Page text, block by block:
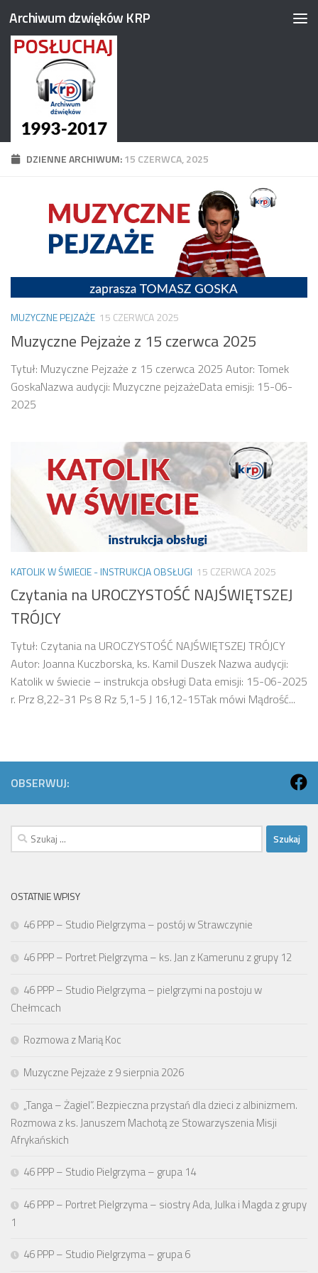
Przejdź do treści
Archiwum dzwięków KRP
DZIENNE ARCHIWUM:15 CZERWCA, 2025
MUZYCZNE PEJZAŻE 15 CZERWCA 2025
Muzyczne Pejzaże z 15 czerwca 2025
Tytuł: Muzyczne Pejzaże z 15 czerwca 2025 Autor: Tomek
GoskaNazwa audycji: Muzyczne pejzażeData emisji: 15-06-
2025
KATOLIK W ŚWIECIE - INSTRUKCJA OBSŁUGI 15 CZERWCA 2025
Czytania na UROCZYSTOŚĆ NAJŚWIĘTSZEJ
TRÓJCY
Tytuł: Czytania na UROCZYSTOŚĆ NAJŚWIĘTSZEJ TRÓJCY
Autor: Joanna Kuczborska, ks. Kamil Duszek Nazwa audycji:
Katolik w świecie – instrukcja obsługi Data emisji: 15-06-2025
r. Prz 8,22-31 Ps 8 Rz 5,1-5 J 16,12-15Tak mówi Mądrość...
OBSERWUJ:
Szukaj:
OSTATNIE WPISY
46 PPP – Studio Pielgrzyma – postój w Strawczynie
46 PPP – Portret Pielgrzyma – ks. Jan z Kamerunu z grupy 12
46 PPP – Studio Pielgrzyma – pielgrzymi na postoju w
Chełmcach
Rozmowa z Marią Koc
Muzyczne Pejzaże z 9 sierpnia 2026
„Tanga – Żagiel”. Bezpieczna przystań dla dzieci z albinizmem.
Rozmowa z ks. Januszem Machotą ze Stowarzyszenia Misji
Afrykańskich
46 PPP – Studio Pielgrzyma – grupa 14
46 PPP – Portret Pielgrzyma – siostry Ada, Julka i Magda z grupy
1
46 PPP – Studio Pielgrzyma – grupa 6